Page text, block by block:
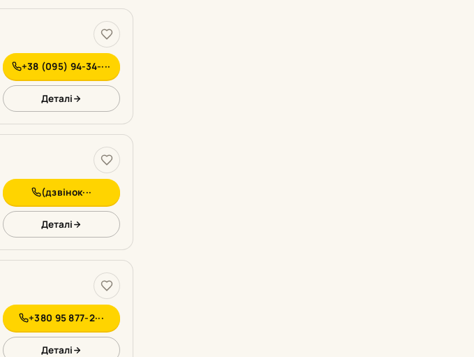
+38 (095) 94-34-···
Деталі
(дзвінок···
Деталі
+380 95 877-2···
Деталі